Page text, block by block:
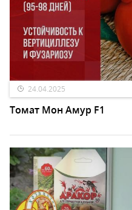
24.04.2025
Томат Мон Амур F1